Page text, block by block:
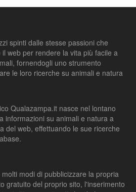
spinti dalle stesse passioni che
web per rendere la vita più facile a
fornendogli uno strumento
le loro ricerche su animali e natura
Qualazampa.it nasce nel lontano
informazioni su animali e natura a
del web, effettuando le sue ricerche
modi di pubblicizzare la propria
gratuito del proprio sito, l'inserimento